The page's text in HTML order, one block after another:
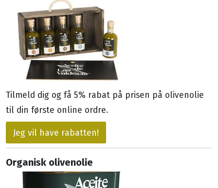
Tilmeld dig og få 5% rabat på prisen på olivenolie
til din første online ordre.
Jeg vil have rabatten!
Organisk olivenolie